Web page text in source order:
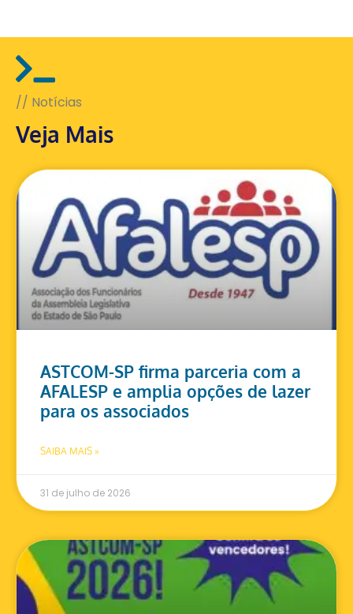
// Notícias
Veja Mais
ASTCOM-SP firma parceria com a
AFALESP e amplia opções de lazer
para os associados
SAIBA MAIS »
31 de julho de 2026